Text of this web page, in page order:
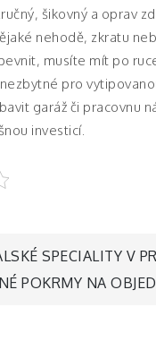
šikovný a oprav
nehodě, zkratu
musíte mít po
pro
garáž či pracovnu
investicí.
SPECIALITY V
POKRMY NA